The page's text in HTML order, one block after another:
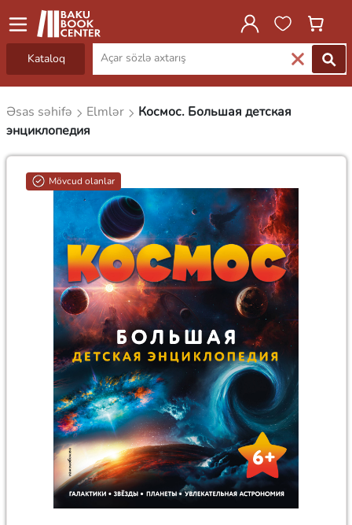
Kataloq
Əsas səhifə Elmlər
Космос. Большая детская
энциклопедия
Mövcud olanlar